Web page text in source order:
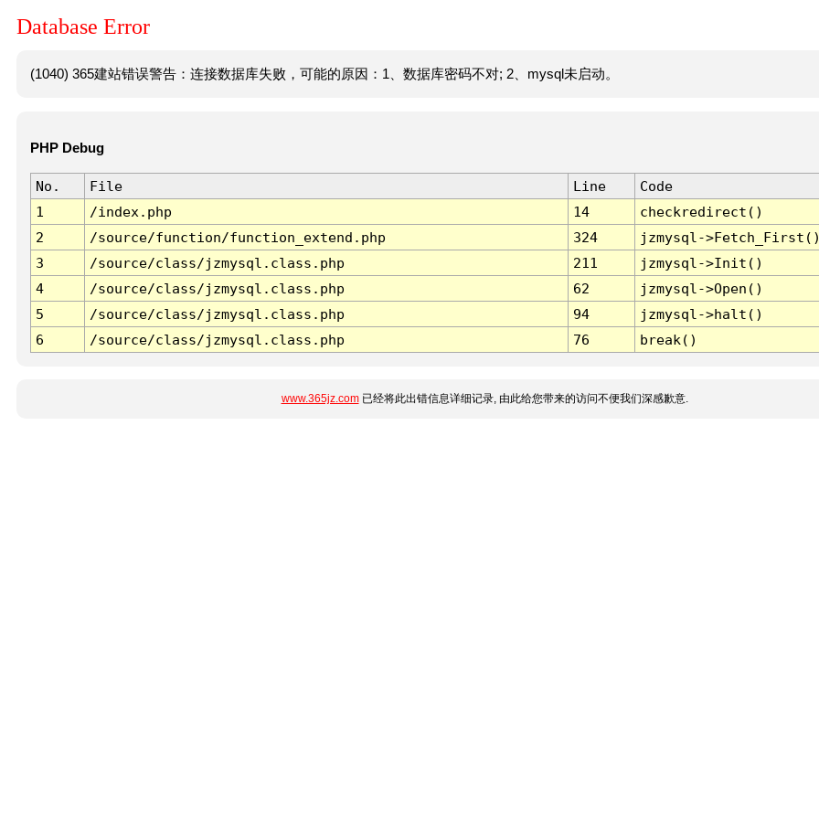
Database Error
(1040) 365建站错误警告：连接数据库失败，可能的原因：1、数据库密码不对; 2、mysql未启动。
PHP Debug
No. File Line
Code
1
/index.php 14
checkredirect()
2
/source/function/function_extend.php 324
jzmysql-
3
/source/class/jzmysql.class.php 211
jzmysql->Init()
4
/source/class/jzmysql.class.php 62
jzmysql->Open()
5
/source/class/jzmysql.class.php 94
jzmysql->halt()
6
/source/class/jzmysql.class.php 76 break()
www.365jz.com已经将此出错信息详细记录, 由此给您带来的访问不便我们深感歉意.